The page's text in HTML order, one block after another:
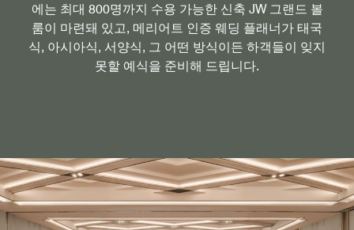
에는 최대 800명까지 수용 가능한 신축 JW 그랜드 볼
룸이 마련돼 있고, 메리어트 인증 웨딩 플래너가 태국
식, 아시아식, 서양식, 그 어떤 방식이든 하객들이 잊지
못할 예식을 준비해 드립니다.